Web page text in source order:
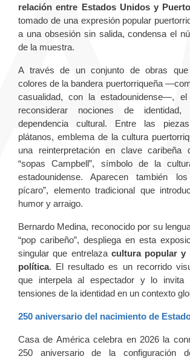
relación entre Estados Unidos y
tomado de una expresión popular
a una obsesión sin salida, condensa el
de la muestra.
A través de un conjunto de obras que
colores de la bandera puertorriqueña
casualidad, con la estadounidense—,
reconsiderar nociones de identidad,
dependencia cultural. Entre las
plátanos, emblema de la cultura
una reinterpretación en clave caribeña
“sopas Campbell”, símbolo de la
estadounidense. Aparecen también
pícaro”, elemento tradicional que
humor y arraigo.
Bernardo Medina, reconocido por su
“pop caribeño”, despliega en esta
singular que entrelaza cultura popular y
política. El resultado es un recorrido
que interpela al espectador y lo invita
tensiones de la identidad en un contexto
250 aniversario del nacimiento de
Casa de América celebra en 2026 la
250 aniversario de la configuración